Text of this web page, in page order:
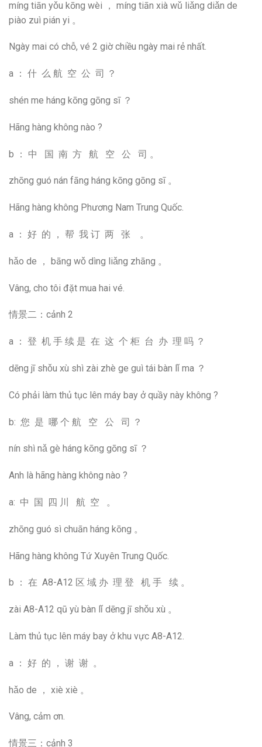
míng tiān yǒu kōng wèi ， míng tiān xià wǔ liǎng diǎn de
piào zuì pián yi 。
Ngày mai có chỗ, vé 2 giờ chiều ngày mai rẻ nhất.
a ： 什 么 航 空 公 司 ？
shén me háng kōng gōng sī ？
Hãng hàng không nào ?
b ： 中 国 南 方 航 空 公 司 。
zhōng guó nán fāng háng kōng gōng sī 。
Hãng hàng không Phương Nam Trung Quốc.
a ： 好 的 ， 帮 我 订 两 张 。
hǎo de ， bāng wǒ dìng liǎng zhāng 。
Vâng, cho tôi đặt mua hai vé.
情景二：cảnh 2
a ： 登 机 手 续 是 在 这 个 柜 台 办 理 吗 ？
dēng jī shǒu xù shì zài zhè ge guì tái bàn lǐ ma ？
Có phải làm thủ tục lên máy bay ở quầy này không ?
b: 您 是 哪 个 航 空 公 司 ？
nín shì nǎ gè háng kōng gōng sī ？
Anh là hãng hàng không nào ?
a: 中 国 四 川 航 空 。
zhōng guó sì chuān háng kōng 。
Hãng hàng không Tứ Xuyên Trung Quốc.
b ： 在 A8-A12 区 域 办 理 登 机 手 续 。
zài A8-A12 qū yù bàn lǐ dēng jī shǒu xù 。
Làm thủ tục lên máy bay ở khu vực A8-A12.
a ： 好 的 ， 谢 谢 。
hǎo de ， xiè xiè 。
Vâng, cảm ơn.
情景三：cảnh 3